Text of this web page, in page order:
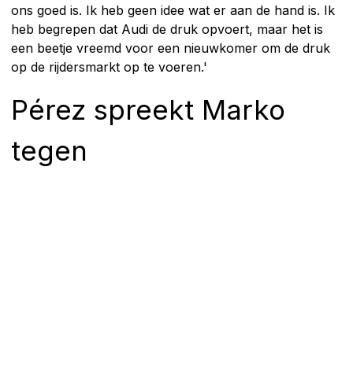
ons goed is. Ik heb geen idee wat er aan de hand is. Ik
heb begrepen dat Audi de druk opvoert, maar het is
een beetje vreemd voor een nieuwkomer om de druk
op de rijdersmarkt op te voeren.'
Pérez spreekt Marko
tegen